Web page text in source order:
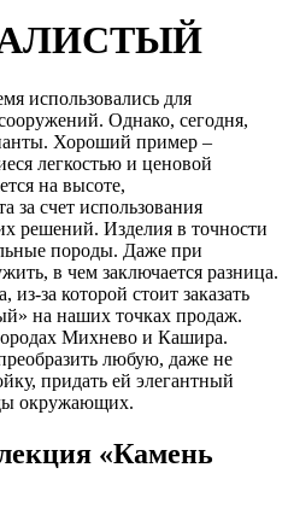
использовались для
Однако, сегодня,
Хороший пример –
легкостью и ценовой
на высоте,
за счет использования
решений. Изделия в точности
породы. Даже при
в чем заключается разница.
за которой стоит заказать
на наших точках продаж.
Михнево и Кашира.
любую, даже не
придать ей элегантный
окружающих.
«Камень